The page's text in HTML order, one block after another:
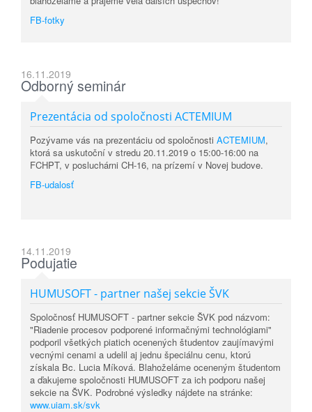
FB-fotky
16.11.2019
Odborný seminár
Prezentácia od spoločnosti ACTEMIUM
Pozývame vás na prezentáciu od spoločnosti ACTEMIUM,
ktorá sa uskutoční v stredu 20.11.2019 o 15:00-16:00 na
FCHPT, v posluchárni CH-16, na prízemí v Novej budove.
FB-udalosť
14.11.2019
Podujatie
HUMUSOFT - partner našej sekcie ŠVK
Spoločnosť HUMUSOFT - partner sekcie ŠVK pod názvom:
"Riadenie procesov podporené informačnými technológiami"
podporil všetkých piatich ocenených študentov zaujímavými
vecnými cenami a udelil aj jednu špeciálnu cenu, ktorú
získala Bc. Lucia Míková. Blahoželáme oceneným študentom
a ďakujeme spoločnosti HUMUSOFT za ich podporu našej
sekcie na ŠVK. Podrobné výsledky nájdete na stránke:
www.uiam.sk/svk